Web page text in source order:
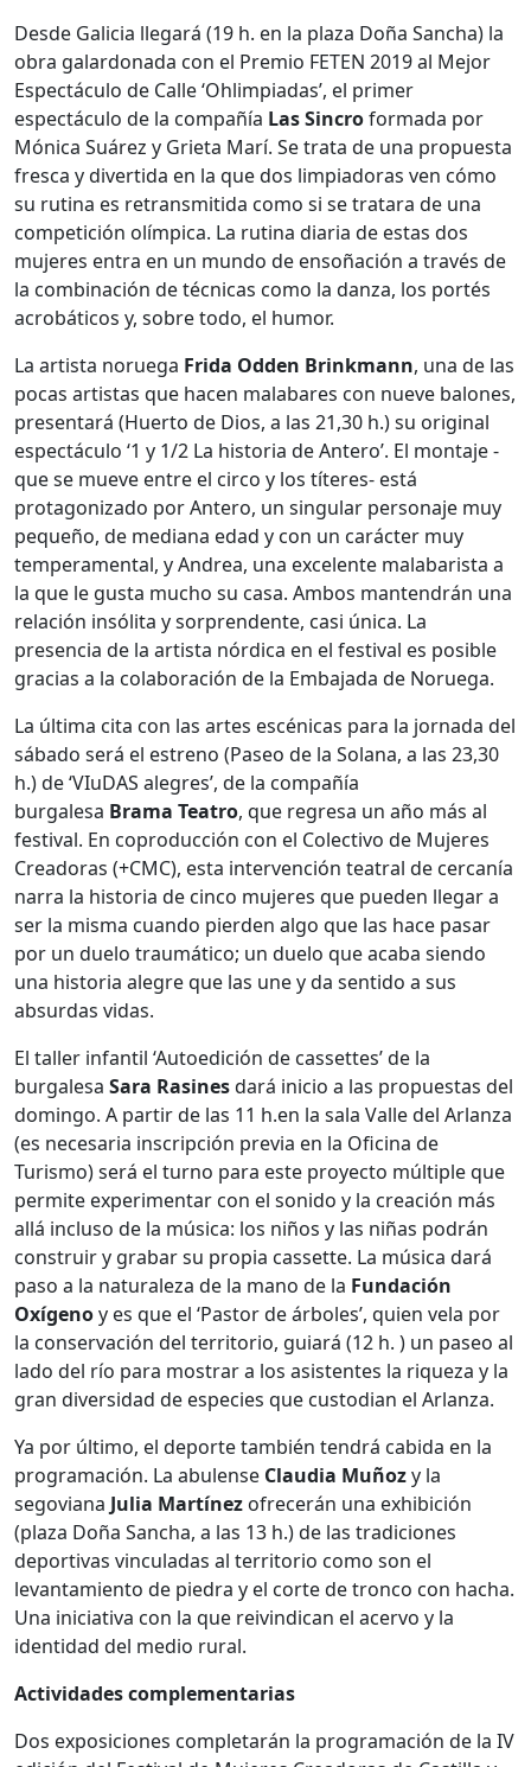
Desde Galicia llegará (19 h. en la plaza Doña Sancha) la
obra galardonada con el Premio FETEN 2019 al Mejor
Espectáculo de Calle ‘Ohlimpiadas’, el primer
espectáculo de la compañía Las Sincroformada por
Mónica Suárez y Grieta Marí. Se trata de una propuesta
fresca y divertida en la que dos limpiadoras ven cómo
su rutina es retransmitida como si se tratara de una
competición olímpica. La rutina diaria de estas dos
mujeres entra en un mundo de ensoñación a través de
la combinación de técnicas como la danza, los portés
acrobáticos y, sobre todo, el humor.
La artista noruega Frida Odden Brinkmann, una de las
pocas artistas que hacen malabares con nueve balones,
presentará (Huerto de Dios, a las 21,30 h.) su original
espectáculo ‘1 y 1/2 La historia de Antero’. El montaje -
que se mueve entre el circo y los títeres- está
protagonizado por Antero, un singular personaje muy
pequeño, de mediana edad y con un carácter muy
temperamental, y Andrea, una excelente malabarista a
la que le gusta mucho su casa. Ambos mantendrán una
relación insólita y sorprendente, casi única. La
presencia de la artista nórdica en el festival es posible
gracias a la colaboración de la Embajada de Noruega.
La última cita con las artes escénicas para la jornada del
sábado será el estreno (Paseo de la Solana, a las 23,30
h.) de ‘VIuDAS alegres’, de la compañía
burgalesa Brama Teatro, que regresa un año más al
festival. En coproducción con el Colectivo de Mujeres
Creadoras (+CMC), esta intervención teatral de cercanía
narra la historia de cinco mujeres que pueden llegar a
ser la misma cuando pierden algo que las hace pasar
por un duelo traumático; un duelo que acaba siendo
una historia alegre que las une y da sentido a sus
absurdas vidas.
El taller infantil ‘Autoedición de cassettes’ de la
burgalesa Sara Rasinesdará inicio a las propuestas del
domingo. A partir de las 11 h.en la sala Valle del Arlanza
(es necesaria inscripción previa en la Oficina de
Turismo) será el turno para este proyecto múltiple que
permite experimentar con el sonido y la creación más
allá incluso de la música: los niños y las niñas podrán
construir y grabar su propia cassette. La música dará
paso a la naturaleza de la mano de la Fundación
Oxígenoy es que el ‘Pastor de árboles’, quien vela por
la conservación del territorio, guiará (12 h. ) un paseo al
lado del río para mostrar a los asistentes la riqueza y la
gran diversidad de especies que custodian el Arlanza.
Ya por último, el deporte también tendrá cabida en la
programación. La abulense Claudia Muñozy la
segoviana Julia Martínez ofrecerán una exhibición
(plaza Doña Sancha, a las 13 h.) de las tradiciones
deportivas vinculadas al territorio como son el
levantamiento de piedra y el corte de tronco con hacha.
Una iniciativa con la que reivindican el acervo y la
identidad del medio rural.
Actividades complementarias
Dos exposiciones completarán la programación de la IV